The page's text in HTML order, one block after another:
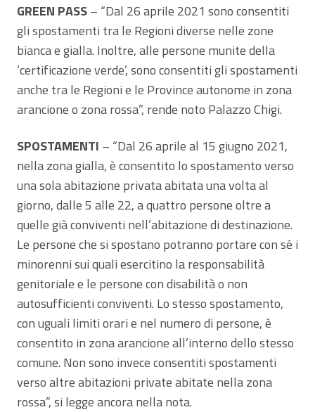
GREEN PASS– “Dal 26 aprile 2021 sono consentiti
gli spostamenti tra le Regioni diverse nelle zone
bianca e gialla. Inoltre, alle persone munite della
‘certificazione verde’, sono consentiti gli spostamenti
anche tra le Regioni e le Province autonome in zona
arancione o zona rossa”, rende noto Palazzo Chigi.
SPOSTAMENTI – “Dal 26 aprile al 15 giugno 2021,
nella zona gialla, è consentito lo spostamento verso
una sola abitazione privata abitata una volta al
giorno, dalle 5 alle 22, a quattro persone oltre a
quelle già conviventi nell’abitazione di destinazione.
Le persone che si spostano potranno portare con sé i
minorenni sui quali esercitino la responsabilità
genitoriale e le persone con disabilità o non
autosufficienti conviventi. Lo stesso spostamento,
con uguali limiti orari e nel numero di persone, è
consentito in zona arancione all’interno dello stesso
comune. Non sono invece consentiti spostamenti
verso altre abitazioni private abitate nella zona
rossa”, si legge ancora nella nota.